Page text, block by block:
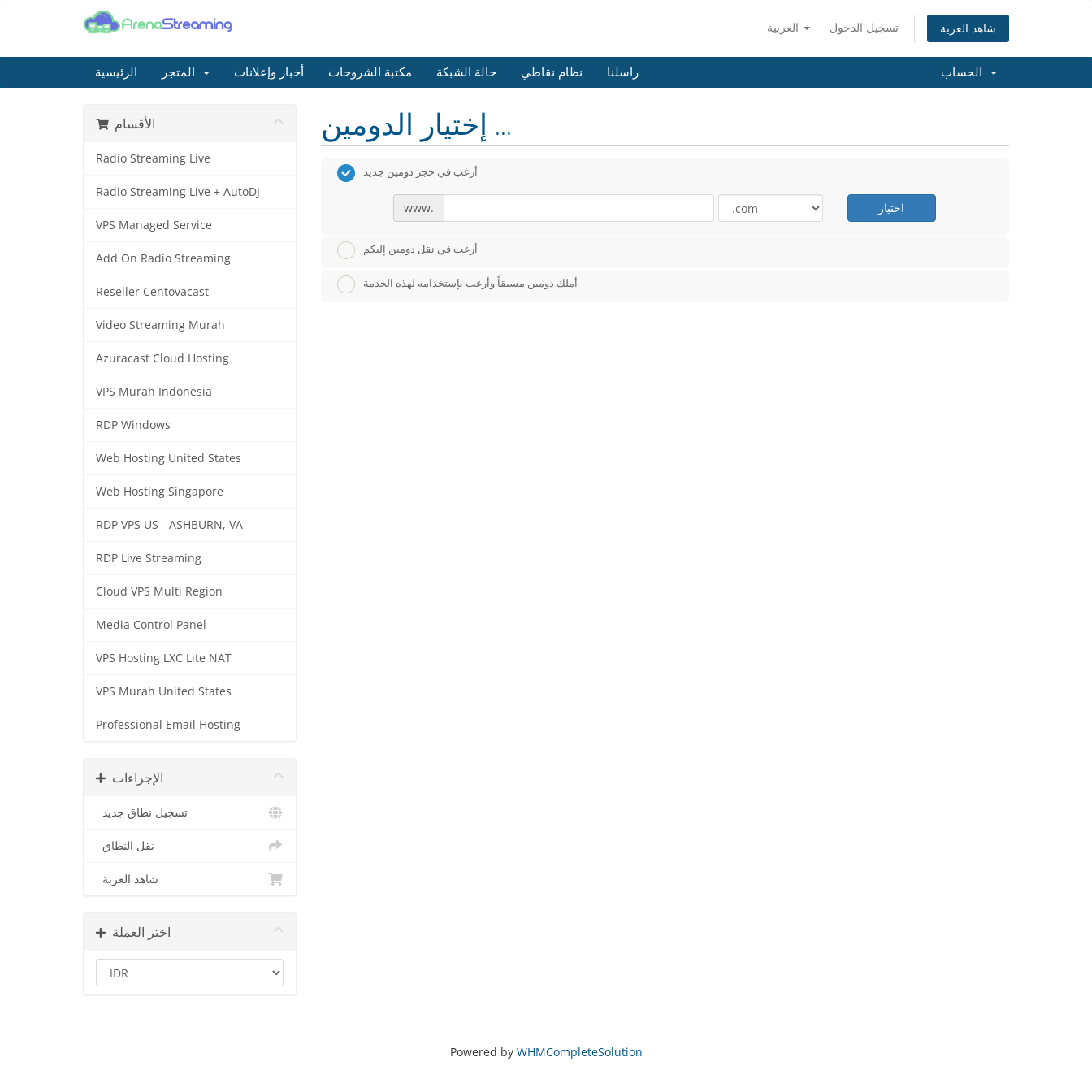
تسجيل الدخول شاهد العربة
الرئيسية أخبار وإعلانات مكتبة الشروحات حالة الشبكة نظام نقاطي راسلنا
الأقسام
Radio Streaming Live
Radio Streaming Live + AutoDJ
VPS Managed Service
Add On Radio Streaming
Reseller Centovacast
Video Streaming Murah
Azuracast Cloud Hosting
VPS Murah Indonesia
RDP Windows
Web Hosting United States
Web Hosting Singapore
RDP VPS US - ASHBURN, VA
RDP Live Streaming
Cloud VPS Multi Region
Media Control Panel
VPS Hosting LXC Lite NAT
VPS Murah United States
Professional Email Hosting
الإجراءات
تسجيل نطاق جديد
نقل النطاق
شاهد العربة
اختر العملة
إختيار الدومين ...
أرغب في حجز دومين جديد
www. اختيار
أرغب في نقل دومين إليكم
أملك دومين مسبقاً وأرغب بإستخدامه لهذه الخدمة
Powered by WHMCompleteSolution